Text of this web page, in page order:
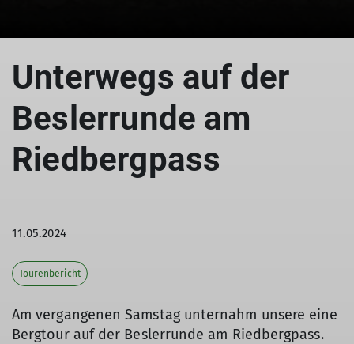
Unterwegs auf der
Beslerrunde am
Riedbergpass
11.05.2024
Tourenbericht
Am vergangenen Samstag unternahm unsere eine
Bergtour auf der Beslerrunde am Riedbergpass.